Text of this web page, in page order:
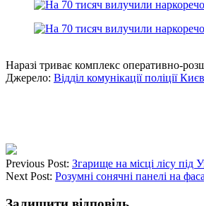
Наразі триває комплекс оперативно-
Джерело: Відділ комунікації поліції
Previous Post: Згарище на місці лісу під
Next Post: Розумні сонячні панелі на